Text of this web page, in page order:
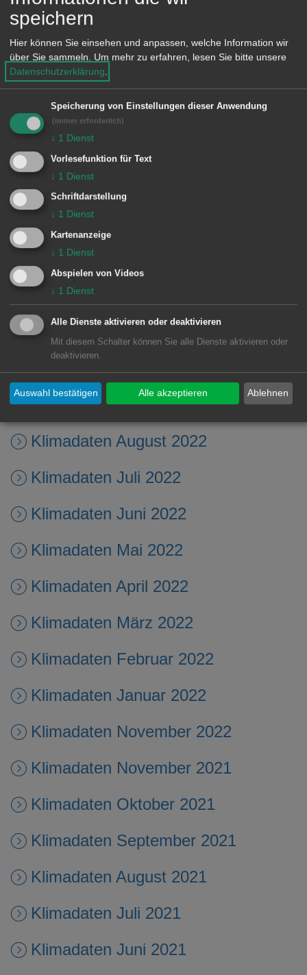
Klimadaten August 2023
Klimadaten Juli 2023
Klimadaten Juni 2023
Klimadaten Mai 2023
Klimadaten April 2023
Klimadaten März 2023
Klimadaten Februar 2023
Klimadaten Januar 2023
Klimadaten Dezember 2022
Klimadaten November 2022
Klimadaten Oktober 2022
Klimadaten September 2022
Klimadaten August 2022
Klimadaten Juli 2022
Klimadaten Juni 2022
Klimadaten Mai 2022
Klimadaten April 2022
Klimadaten März 2022
Klimadaten Februar 2022
Klimadaten Januar 2022
Klimadaten November 2022
Klimadaten November 2021
Klimadaten Oktober 2021
Klimadaten September 2021
Klimadaten August 2021
Klimadaten Juli 2021
Klimadaten Juni 2021
speichern
Hier können Sie einsehen und anpassen, welche Information wir
über Sie sammeln.
Um mehr zu erfahren, lesen Sie bitte unsere
Datenschutzerklärung
Speicherung von Einstellungen dieser Anwendung
(immer erforderlich)
↓ 1 Dienst
Vorlesefunktion für Text
↓ 1 Dienst
Schriftdarstellung
↓ 1 Dienst
Kartenanzeige
↓ 1 Dienst
Abspielen von Videos
↓ 1 Dienst
Alle Dienste aktivieren oder deaktivieren
Mit diesem Schalter können Sie alle Dienste aktivieren oder
deaktivieren.
Ablehnen
Auswahl bestätigen Alle akzeptieren